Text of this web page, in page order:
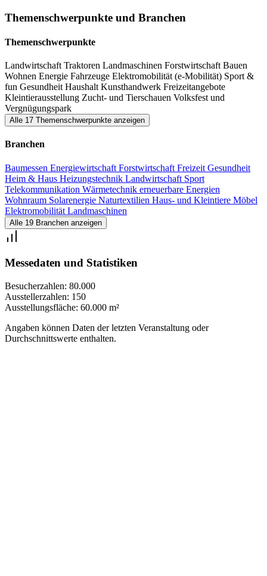
macht die Ulrichsberger Böhmerwaldmesse darüber hinaus zu
einem Erlebnis für Jung und Alt.
Themenschwerpunkte und Branchen
Themenschwerpunkte
Landwirtschaft Traktoren Landmaschinen Forstwirtschaft Bauen
Wohnen Energie Fahrzeuge Elektromobilität (e-Mobilität) Sport &
fun Gesundheit Haushalt Kunsthandwerk Freizeitangebote
Kleintierausstellung Zucht- und Tierschauen Volksfest und
Vergnügungspark
Alle 17 Themenschwerpunkte anzeigen
Branchen
Baumessen Energiewirtschaft Forstwirtschaft Freizeit Gesundheit
Heim & Haus Heizungstechnik Landwirtschaft Sport
Telekommunikation Wärmetechnik erneuerbare Energien
Wohnraum Solarenergie Naturtextilien Haus- und Kleintiere Möbel
Elektromobilität Landmaschinen
Alle 19 Branchen anzeigen
Messedaten und Statistiken
Besucherzahlen: 80.000
Ausstellerzahlen: 150
Ausstellungsfläche: 60.000 m²
Angaben können Daten der letzten Veranstaltung oder
Durchschnittswerte enthalten.